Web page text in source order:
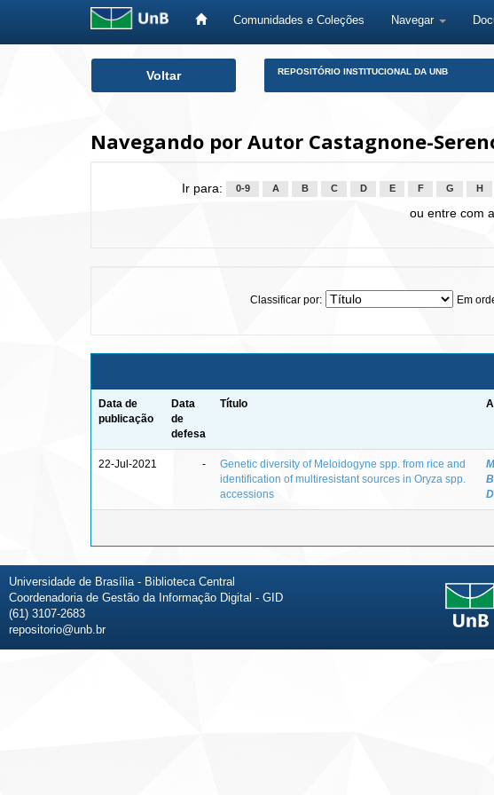
Comunidades e Coleções Navegar
Voltar REPOSITÓRIO INSTITUCIONAL DA UNB
Navegando por Autor Castagnone-
Ir para: 0-9 A B C D E F G H
ou entre com
Classificar por: Em
Data de
publicação
Data
de
defesa
Título
22-Jul-2021 -
Genetic diversity of Meloidogyne spp. from rice and
identification of multiresistant sources in Oryza spp.
accessions
Universidade de Brasília - Biblioteca Central
Coordenadoria de Gestão da Informação Digital - GID
(61) 3107-2683
repositorio@unb.br